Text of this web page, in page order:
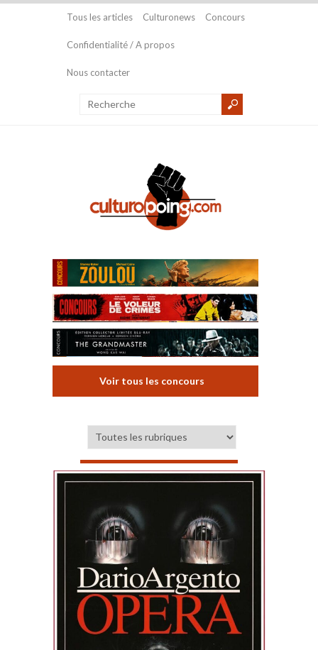
Tous les articles Culturonews Concours
Confidentialité / A propos
Nous contacter
Voir tous les concours